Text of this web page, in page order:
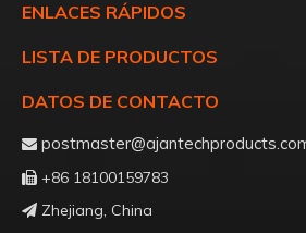
ENLACES RÁPIDOS
LISTA DE PRODUCTOS
DATOS DE CONTACTO

 +86 18100159783
 Zhejiang, China